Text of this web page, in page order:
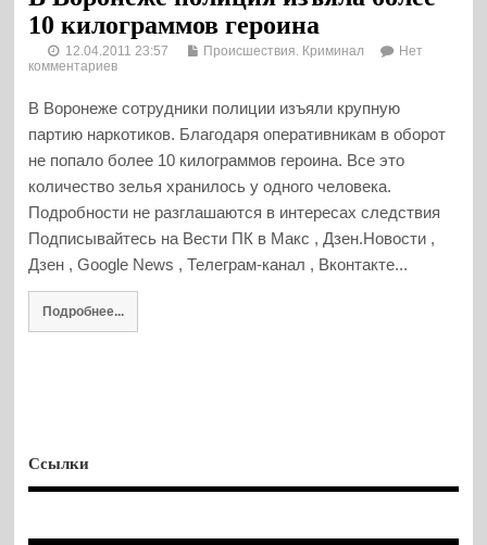
10 килограммов героина
12.04.2011 23:57 Происшествия. Криминал
Нет
комментариев
В Воронеже сотрудники полиции изъяли крупную
партию наркотиков. Благодаря оперативникам в оборот
не попало более 10 килограммов героина. Все это
количество зелья хранилось у одного человека.
Подробности не разглашаются в интересах следствия
Подписывайтесь на Вести ПК в Макс , Дзен.Новости ,
Дзен , Google News , Телеграм-канал , Вконтакте...
Подробнее...
Ссылки